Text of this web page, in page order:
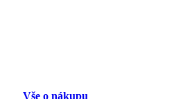
Vše o nákupu